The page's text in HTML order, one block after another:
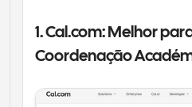
1. Cal.com: Melhor
Coordenação